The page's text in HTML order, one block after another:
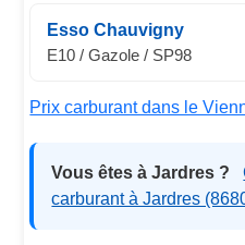
Esso Chauvigny
E10 / Gazole / SP98
Prix carburant dans le
Vous êtes à Jardres ?
carburant à Jardres